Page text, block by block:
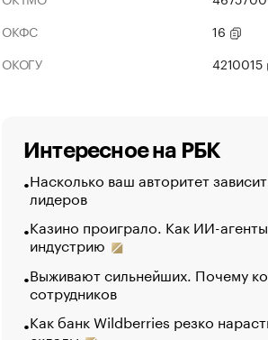
ОКФС
16
ОКОГУ
4210015
Интересное на РБК
Насколько ваш авторитет
лидеров
Казино проиграло. Как ИИ-
индустрию
Выживают сильнейших. Почему
сотрудников
Как банк Wildberries резко